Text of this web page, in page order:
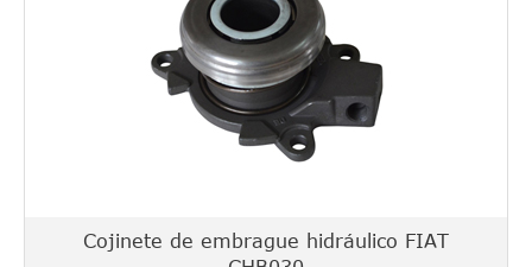
Cojinete de embrague hidráulico FIAT